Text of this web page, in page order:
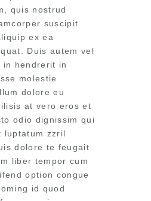
quis nostrud
suscipit
ex ea
Duis autem vel
hendrerit in
molestie
dolore eu
at vero eros et
odio dignissim qui
luptatum zzril
dolore te feugait
liber tempor cum
option congue
id quod